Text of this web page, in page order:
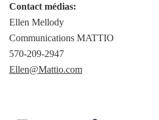
Contact médias:
Ellen Mellody
Communications MATTIO
570-209-2947
Ellen@Mattio.com